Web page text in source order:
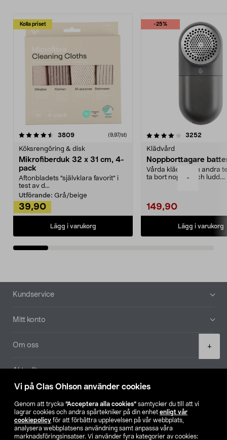
Vi på Clas Ohlson använder cookies
Genom att trycka ”Acceptera alla cookies” samtycker du till att vi
lagrar cookies och andra spårtekniker på din enhet enligt vår
cookiepolicy för att förbättra upplevelsen på vår webbplats,
analysera webbplatsens användning samt anpassa våra
marknadsföringsinsatser. Vi använder fyra kategorier av cookies:
-
+
Kolla priset
3809recensioner (9,97/st)
Köksrengöring & disk
Mikrofiberduk 32 x 31 cm, 4-
pack
Aftonbladets "självklara favorit” i
test av d...
Utförande: Grå/beige
39,90
Lägg i varukorg
-25%
4.0av 5 stjärnor 3252
Klädvård
Noppborttagare
Vårda kläder och andra
ta bort noppor och ludd.
149,90
Lägg i varukorg
4.5av 5 stjärnor
Sidfot
Kundservice
Mitt konto
Om oss
Aktuellt
Hitta butik